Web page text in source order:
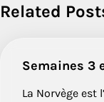
Related
Semaines 3
La Norvège est